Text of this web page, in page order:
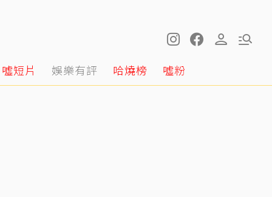
噓短片 娛樂有評 哈燒榜 噓粉